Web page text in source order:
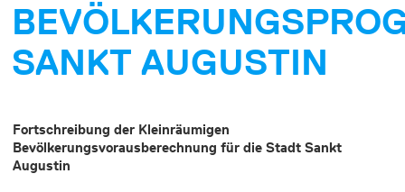
SANKT AUGUSTIN
Fortschreibung der Kleinräumigen
Bevölkerungsvorausberechnung für die Stadt Sankt
Augustin